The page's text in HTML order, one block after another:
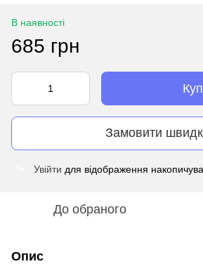
В наявності
685 грн
Замовити
Увійти для відображення
До обраного
Опис